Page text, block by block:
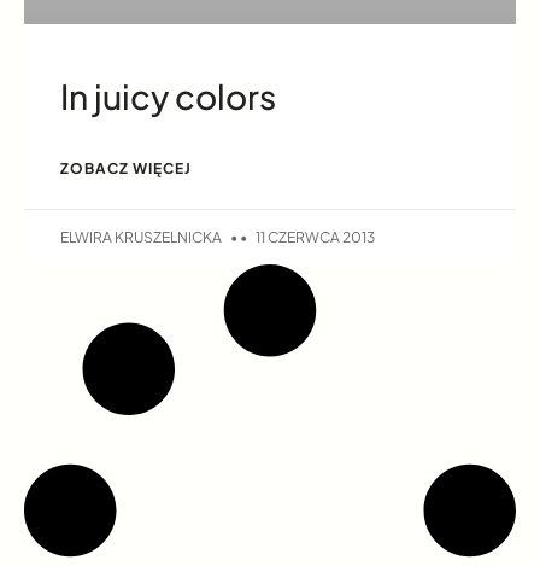
In juicy colors
ZOBACZ WIĘCEJ
ELWIRA KRUSZELNICKA 11 CZERWCA 2013